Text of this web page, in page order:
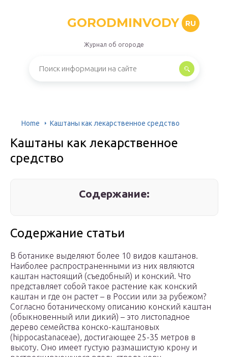
GORODMINVODY RU
Журнал об огороде
Home Каштаны как лекарственное средство
Каштаны как лекарственное
средство
Содержание:
Содержание статьи
В ботанике выделяют более 10 видов каштанов.
Наиболее распространенными из них являются
каштан настоящий (съедобный) и конский. Что
представляет собой такое растение как конский
каштан и где он растет – в России или за рубежом?
Согласно ботаническому описанию конский каштан
(обыкновенный или дикий) – это листопадное
дерево семейства конско-каштановых
(hippocastanaceae), достигающее 25-35 метров в
высоту. Оно имеет густую размашистую крону и